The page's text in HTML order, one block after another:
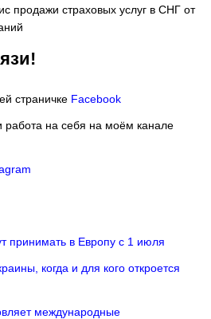
продажи страховых услуг в СНГ от
страничке Facebook
на себя на моём канале
принимать в Европу с 1 июля
когда и для кого откроется
международные